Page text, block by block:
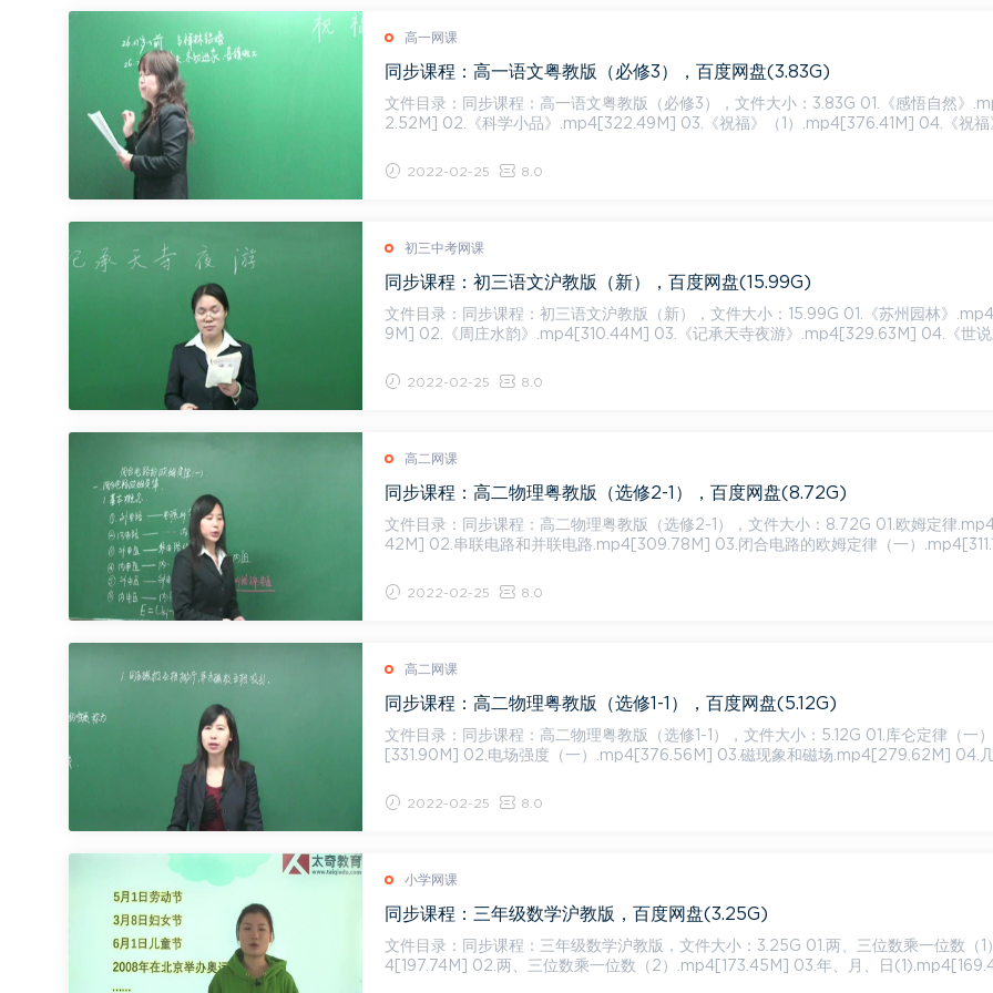
高一网课
同步课程：高一语文粤教版（必修3），百度网盘(3.83G)
文件目录：同步课程：高一语文粤教版（必修3），文件大小：3.83G 01.《感悟自然》.mp4[30
2.52M] 02.《科学小品》.mp4[322.49M] 03.《祝福》（1）.mp4[376.41M] 04.《祝福
2022-02-25 8.0
初三中考网课
同步课程：初三语文沪教版（新），百度网盘(15.99G)
文件目录：同步课程：初三语文沪教版（新），文件大小：15.99G 01.《苏州园林》.mp4[315.1
9M] 02.《周庄水韵》.mp4[310.44M] 03.《记承天寺夜游》.mp4[329.63M] 04.《世说
2022-02-25 8.0
高二网课
同步课程：高二物理粤教版（选修2-1），百度网盘(8.72G)
文件目录：同步课程：高二物理粤教版（选修2-1），文件大小：8.72G 01.欧姆定律.mp4[293.
42M] 02.串联电路和并联电路.mp4[309.78M] 03.闭合电路的欧姆定律（一）
2022-02-25 8.0
高二网课
同步课程：高二物理粤教版（选修1-1），百度网盘(5.12G)
文件目录：同步课程：高二物理粤教版（选修1-1），文件大小：5.12G 01.库仑定律（一）.mp4
[331.90M] 02.电场强度（一）.mp4[376.56M] 03.磁现象和磁场.mp4[279.62M] 04.
2022-02-25 8.0
小学网课
同步课程：三年级数学沪教版，百度网盘(3.25G)
文件目录：同步课程：三年级数学沪教版，文件大小：3.25G 01.两、三位数乘一位数（1）.mp
4[197.74M] 02.两、三位数乘一位数（2）.mp4[173.45M] 03.年、月、日